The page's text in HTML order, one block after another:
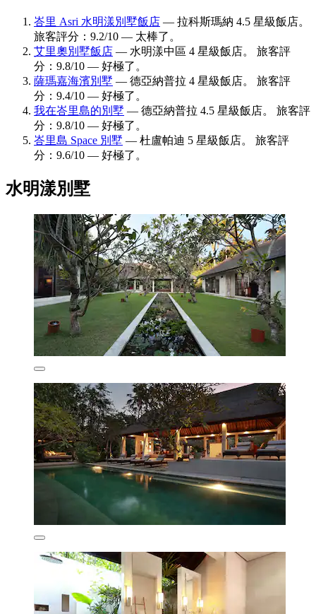
峇里 Asri 水明漾別墅飯店 — 拉科斯瑪納 4.5 星級飯店。
旅客評分：9.2/10 — 太棒了。
艾里奧別墅飯店 — 水明漾中區 4 星級飯店。 旅客評
分：9.8/10 — 好極了。
薩瑪嘉海濱別墅 — 德亞納普拉 4 星級飯店。 旅客評
分：9.4/10 — 好極了。
我在峇里島的別墅 — 德亞納普拉 4.5 星級飯店。 旅客評
分：9.8/10 — 好極了。
峇里島 Space 別墅 — 杜盧帕迪 5 星級飯店。 旅客評
分：9.6/10 — 好極了。
水明漾別墅